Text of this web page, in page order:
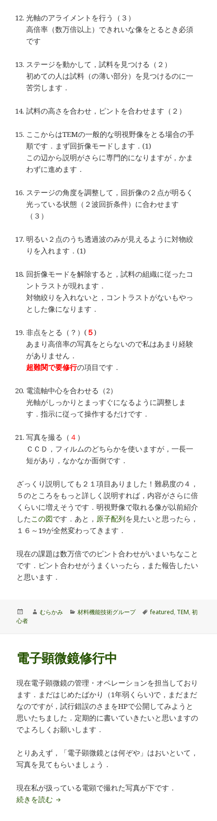
光軸のアライメントを行う（３）
高倍率（数万倍以上）できれいな像をとるとき必須
です
ステージを動かして，試料を見つける（２）
初めての人は試料（の薄い部分）を見つけるのに一
苦労します．
試料の高さを合わせ，ピントを合わせます（２）
ここからはTEMの一般的な明視野像をとる場合の手
順です．まず回折像モードします．(1)
この辺から説明がさらに専門的になりますが，かま
わずに進めます．
ステージの角度を調整して，回折像の２点が明るく
光っている状態（２波回折条件）に合わせます
（３）
明るい２点のうち透過波のみが見えるように対物絞
りを入れます．(1)
回折像モードを解除すると，試料の組織に従ったコ
ントラストが現れます．
対物絞りを入れないと，コントラストがないもやっ
とした像になります．
非点をとる（？）(５)
あまり高倍率の写真をとらないので私はあまり経験
がありません．
超難関で要修行の項目です．
電流軸中心を合わせる（2）
光軸がしっかりとまっすぐになるように調整しま
す．指示に従って操作するだけです．
写真を撮る（ ４ ）
ＣＣＤ，フィルムのどちらかを使いますが，一長一
短があり，なかなか面倒です．
ざっくり説明しても２１項目ありました！難易度の４，
５のところをもっと詳しく説明すれば，内容がさらに倍
くらいに増えそうです．明視野像で取れる像が以前紹介
した この図です．あと， 原子配列を見たいと思ったら，
１６～19が全然変わってきます．
現在の課題は数万倍でのピント合わせがいまいちなこと
です．ピント合わせがうまくいったら，また報告したい
と思います．
稿
作
むらかみ
カ
材料機能技術グループ
タ
featured, TEM,初
心者
電子顕微鏡修行中
現在電子顕微鏡の管理・オペレーションを担当しており
ます．まだはじめたばかり（1年弱くらい)で，まだまだ
なのですが，試行錯誤のさまをHPで公開してみようと
思いたちました．定期的に書いていきたいと思いますの
でよろしくお願いします．
とりあえず，「電子顕微鏡とは何ぞや」はおいといて，
写真を見てもらいましょう．
現在私が扱っている電顕で撮れた写真が下です．
続きを読む 電子顕微鏡修行中